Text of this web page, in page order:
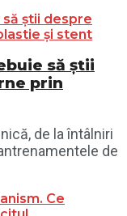
să știi
prin
de la întâlniri
de